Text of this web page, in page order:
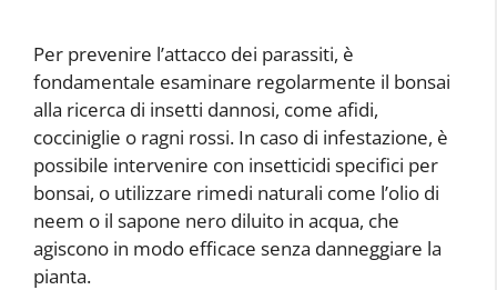
Per prevenire l’attacco dei parassiti, è
fondamentale esaminare regolarmente il bonsai
alla ricerca di insetti dannosi, come afidi,
cocciniglie o ragni rossi. In caso di infestazione, è
possibile intervenire con insetticidi specifici per
bonsai, o utilizzare rimedi naturali come l’olio di
neem o il sapone nero diluito in acqua, che
agiscono in modo efficace senza danneggiare la
pianta.